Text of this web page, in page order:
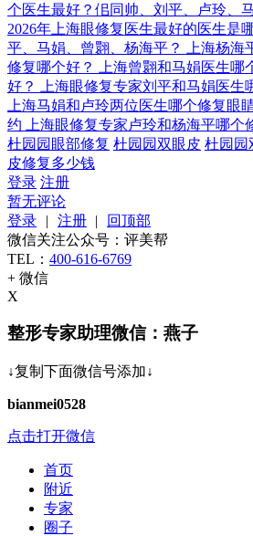
个医生最好？佀同帅、刘平、卢玲、
2026年上海眼修复医生最好的医生是
平、马娟、曾翾、杨海平？
上海杨
修复哪个好？
上海曾翾和马娟医生
好？
上海眼修复专家刘平和马娟医生
上海马娟和卢玲两位医生哪个修复眼
约
上海眼修复专家卢玲和杨海平哪个
杜园园眼部修复 杜园园双眼皮 杜园园
皮修复多少钱
登录 注册
暂无评论
登录
| 注册 |
回顶部
微信关注公众号：评美帮
TEL： 400-616-6769
+ 微信
X
整形专家助理微信：燕子
↓复制下面微信号添加↓
bianmei0528
点击打开微信
首页
附近
专家
圈子